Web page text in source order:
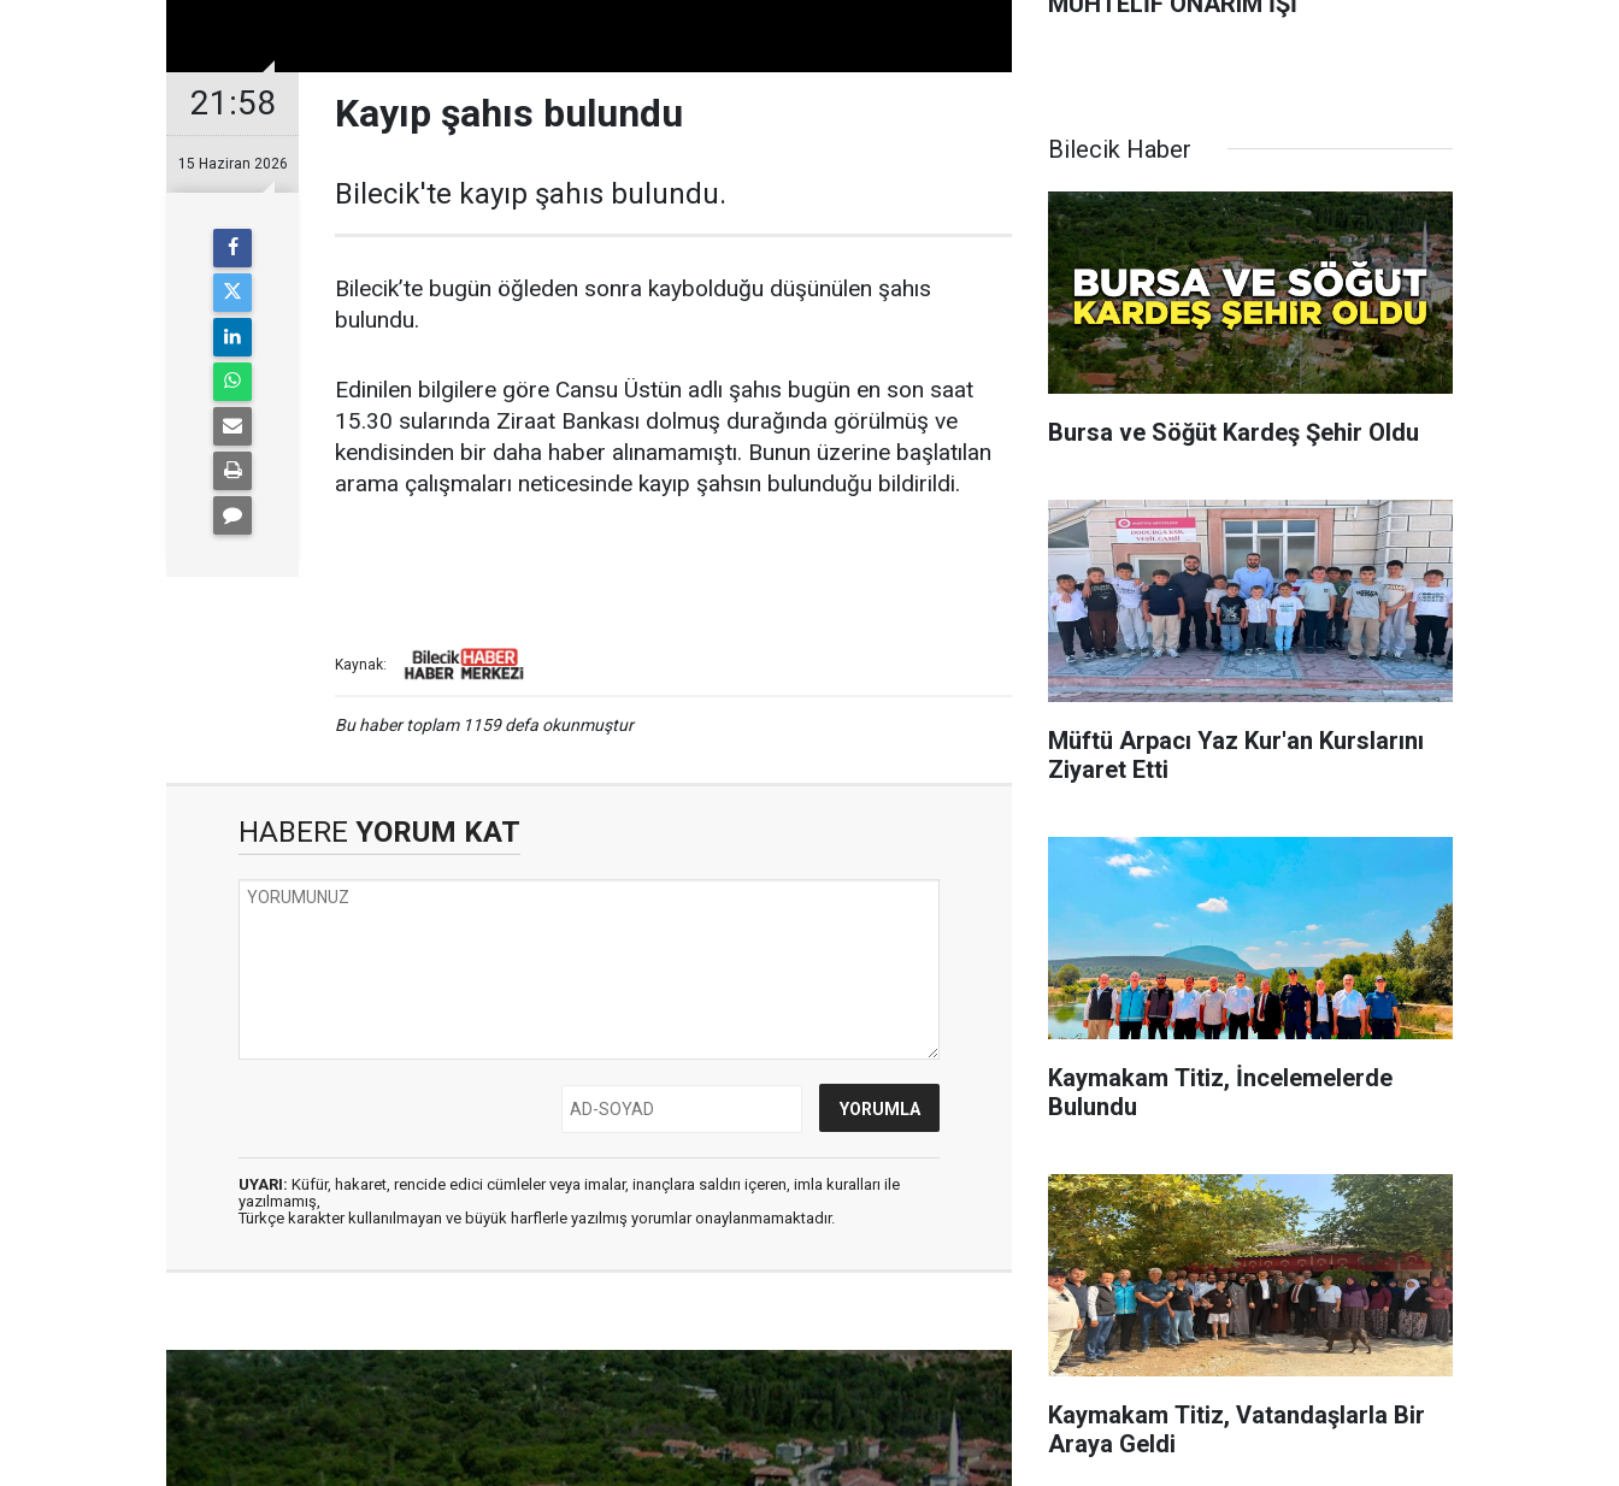
21:58
15 Haziran 2026
Kayıp şahıs bulundu
Bilecik'te kayıp şahıs bulundu.
Bilecik’te bugün öğleden sonra kaybolduğu düşünülen şahıs
bulundu.
Edinilen bilgilere göre Cansu Üstün adlı şahıs bugün en son saat
15.30 sularında Ziraat Bankası dolmuş durağında görülmüş ve
kendisinden bir daha haber alınamamıştı. Bunun üzerine başlatılan
arama çalışmaları neticesinde kayıp şahsın bulunduğu bildirildi.
Kaynak:
Bu haber toplam 1159 defa okunmuştur
HABERE YORUM KAT
UYARI: Küfür, hakaret, rencide edici cümleler veya imalar, inançlara saldırı içeren, imla kuralları ile
yazılmamış,
Türkçe karakter kullanılmayan ve büyük harflerle yazılmış yorumlar onaylanmamaktadır.
Bilecik Haber
Bursa ve Söğüt Kardeş Şehir Oldu
Müftü Arpacı Yaz Kur'an Kurslarını
Ziyaret Etti
Kaymakam Titiz, İncelemelerde
Bulundu
Kaymakam Titiz, Vatandaşlarla Bir
Araya Geldi